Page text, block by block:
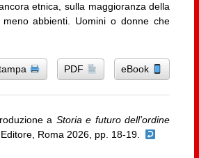
etnica, sulla maggioranza della
abbienti. Uomini o donne che
PDF eBook
a Storia e futuro dell’ordine
Roma 2026, pp. 18-19.